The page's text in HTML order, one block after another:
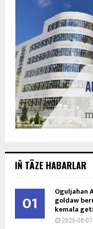
IŇ TÄZE HABARLAR
01 Oguljahan
goldaw
kemala
2026-08-07